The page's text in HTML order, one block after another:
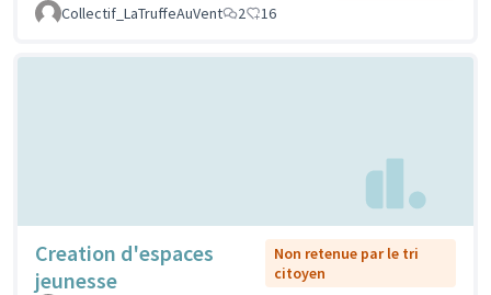
Collectif_LaTruffeAuVent
2 16
Creation d'espaces
jeunesse
Non retenue par le tri
citoyen